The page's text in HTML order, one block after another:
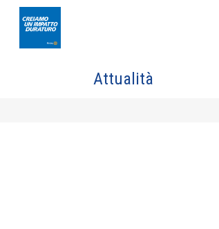
Attualità